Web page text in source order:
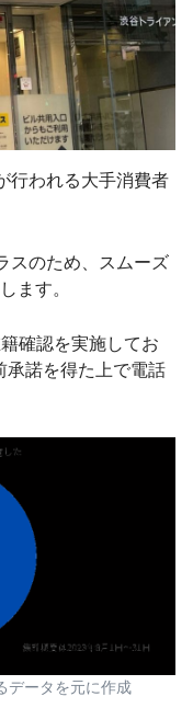
行われる大手消費者
スのため、スムーズ
ます。
確認を実施してお
承諾を得た上で電話
データを元に作成